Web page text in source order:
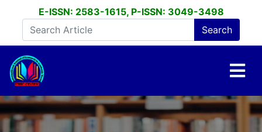
E-ISSN: 2583-1615, P-ISSN: 3049-3498